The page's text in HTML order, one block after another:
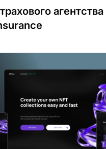
агентства